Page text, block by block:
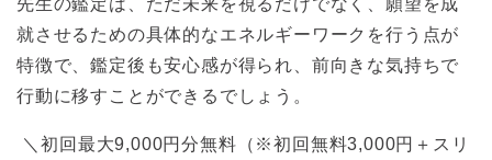
先生の鑑定は、ただ未来を視るだけでなく、願望を成
就させるための具体的なエネルギーワークを行う点が
特徴で、鑑定後も安心感が得られ、前向きな気持ちで
行動に移すことができるでしょう。
＼初回最大9,000円分無料（※初回無料3,000円＋スリ